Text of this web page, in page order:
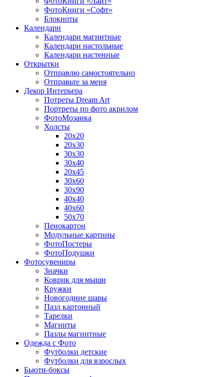
ФотоКниги «Софт»
Блокноты
Календари
Календари магнитные
Календари настольные
Календари настенные
Открытки
Отправлю самостоятельно
Отправьте за меня
Декор Интерьера
Потреты Dream Art
Портреты по фото акрилом
ФотоМозаика
Холсты
20х20
20х30
30х30
30х40
20х45
30х60
30х90
40х40
40х60
50х70
Пенокартон
Модульные картины
ФотоПостеры
ФотоПодушки
Фотоcувениры
Значки
Коврик для мыши
Кружки
Новогодние шары
Пазл картонный
Тарелки
Магниты
Пазлы магнитные
Одежда с Фото
Футболки детские
Футболки для взрослых
Бьюти-боксы